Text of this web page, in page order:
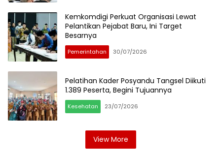
Kemkomdigi Perkuat Organisasi Lewat
Pelantikan Pejabat Baru, Ini Target
Besarnya
Pemerintahan 30/07/2026
Pelatihan Kader Posyandu Tangsel Diikuti
1.389 Peserta, Begini Tujuannya
Kesehatan 23/07/2026
View More